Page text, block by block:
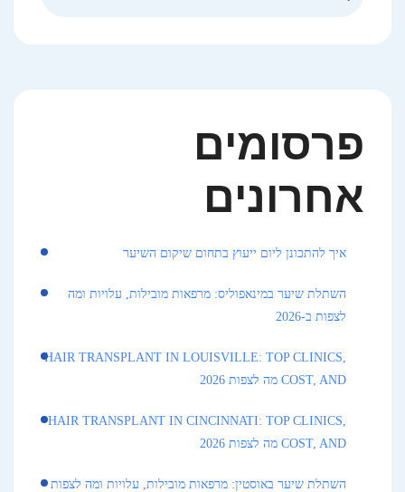
פרסומים
אחרונים
איך להתכונן ליום ייעוץ בתחום שיקום השיער
השתלת שיער במינאפוליס: מרפאות מובילות, עלויות ומה
לצפות ב-2026
HAIR TRANSPLANT IN LOUISVILLE: TOP CLINICS,
COST, AND מה לצפות 2026
HAIR TRANSPLANT IN CINCINNATI: TOP CLINICS,
COST, AND מה לצפות 2026
השתלת שיער באוסטין: מרפאות מובילות, עלויות ומה לצפות